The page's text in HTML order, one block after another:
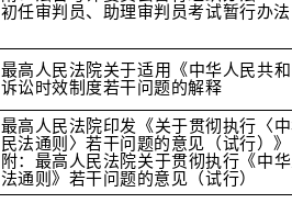
初任审判员、助理审判员考试暂行办法
最高人民法院关于适用《中华人民共
诉讼时效制度若干问题的解释
最高人民法院印发《关于贯彻执行〈
民法通则〉若干问题的意见（试行）
附：最高人民法院关于贯彻执行《中
法通则》若干问题的意见（试行）